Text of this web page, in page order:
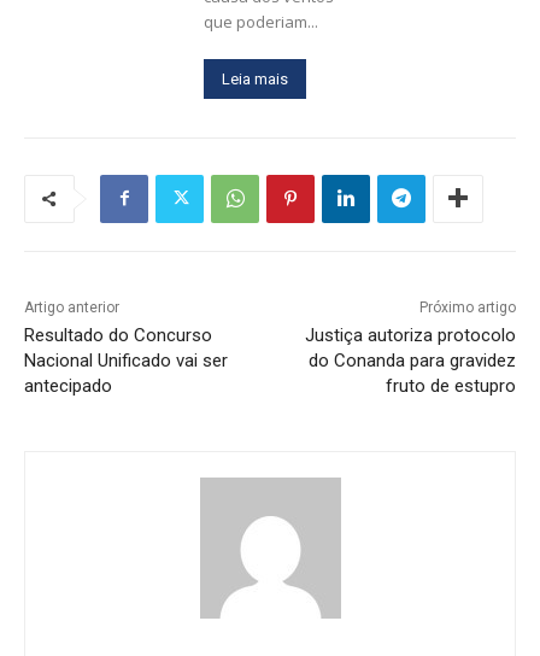
que poderiam...
Leia mais
Artigo anterior
Resultado do Concurso
Nacional Unificado vai ser
antecipado
Próximo artigo
Justiça autoriza protocolo
do Conanda para gravidez
fruto de estupro